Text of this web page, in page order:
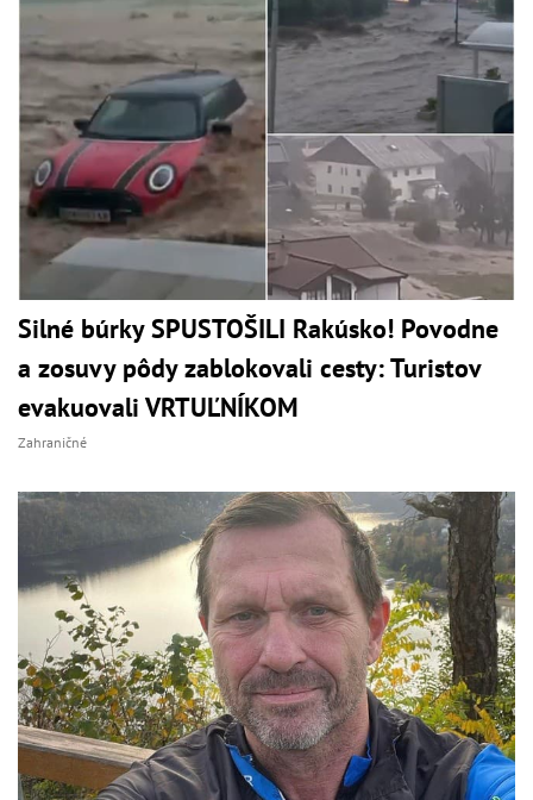
Silné búrky SPUSTOŠILI Rakúsko! Povodne
a zosuvy pôdy zablokovali cesty: Turistov
evakuovali VRTUĽNÍKOM
Zahraničné